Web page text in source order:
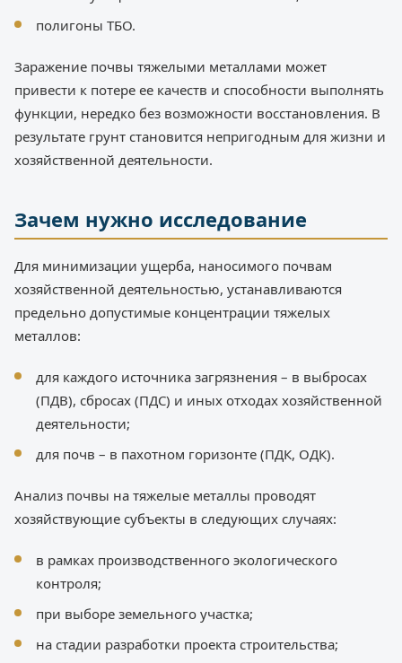
полигоны ТБО.
Заражение почвы тяжелыми металлами может
привести к потере ее качеств и способности выполнять
функции, нередко без возможности восстановления. В
результате грунт становится непригодным для жизни и
хозяйственной деятельности.
Зачем нужно исследование
Для минимизации ущерба, наносимого почвам
хозяйственной деятельностью, устанавливаются
предельно допустимые концентрации тяжелых
металлов:
для каждого источника загрязнения – в выбросах
(ПДВ), сбросах (ПДС) и иных отходах хозяйственной
деятельности;
для почв – в пахотном горизонте (ПДК, ОДК).
Анализ почвы на тяжелые металлы проводят
хозяйствующие субъекты в следующих случаях:
в рамках производственного экологического
контроля;
при выборе земельного участка;
на стадии разработки проекта строительства;